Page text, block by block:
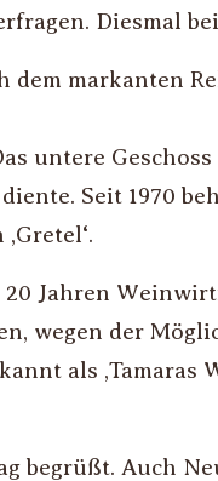
Diesmal
dem markanten
untere
Seit 1970
Jahren
wegen der
als ‚Tamaras
begrüßt. Auch